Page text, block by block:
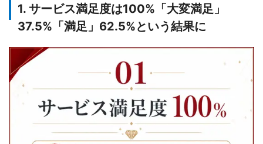
1. サービス満足度は100%「大変満足」
37.5%「満足」62.5%という結果に